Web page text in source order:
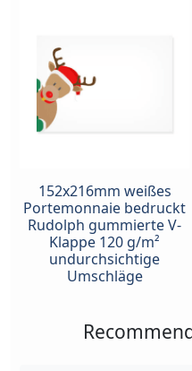
152x216mm weißes
Portemonnaie bedruckt
Rudolph gummierte V-
Klappe 120 g/m²
undurchsichtige
Umschläge